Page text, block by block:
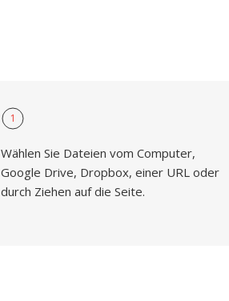
1
Wählen Sie Dateien vom Computer,
Google Drive, Dropbox, einer URL oder
durch Ziehen auf die Seite.